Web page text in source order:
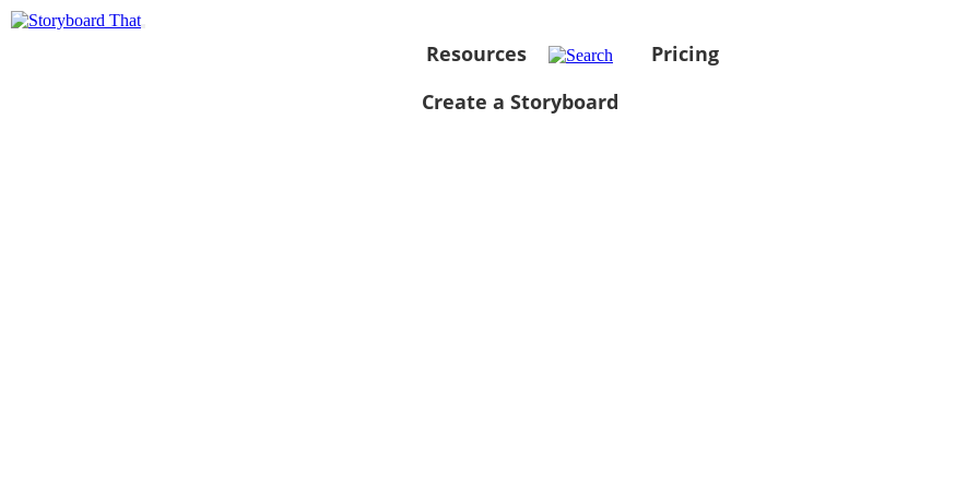
Resources
Pricing
Create a Storyboard